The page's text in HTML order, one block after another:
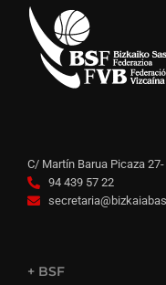
C/ Martín Barua Picaza
94 439 57 22
+ BSF